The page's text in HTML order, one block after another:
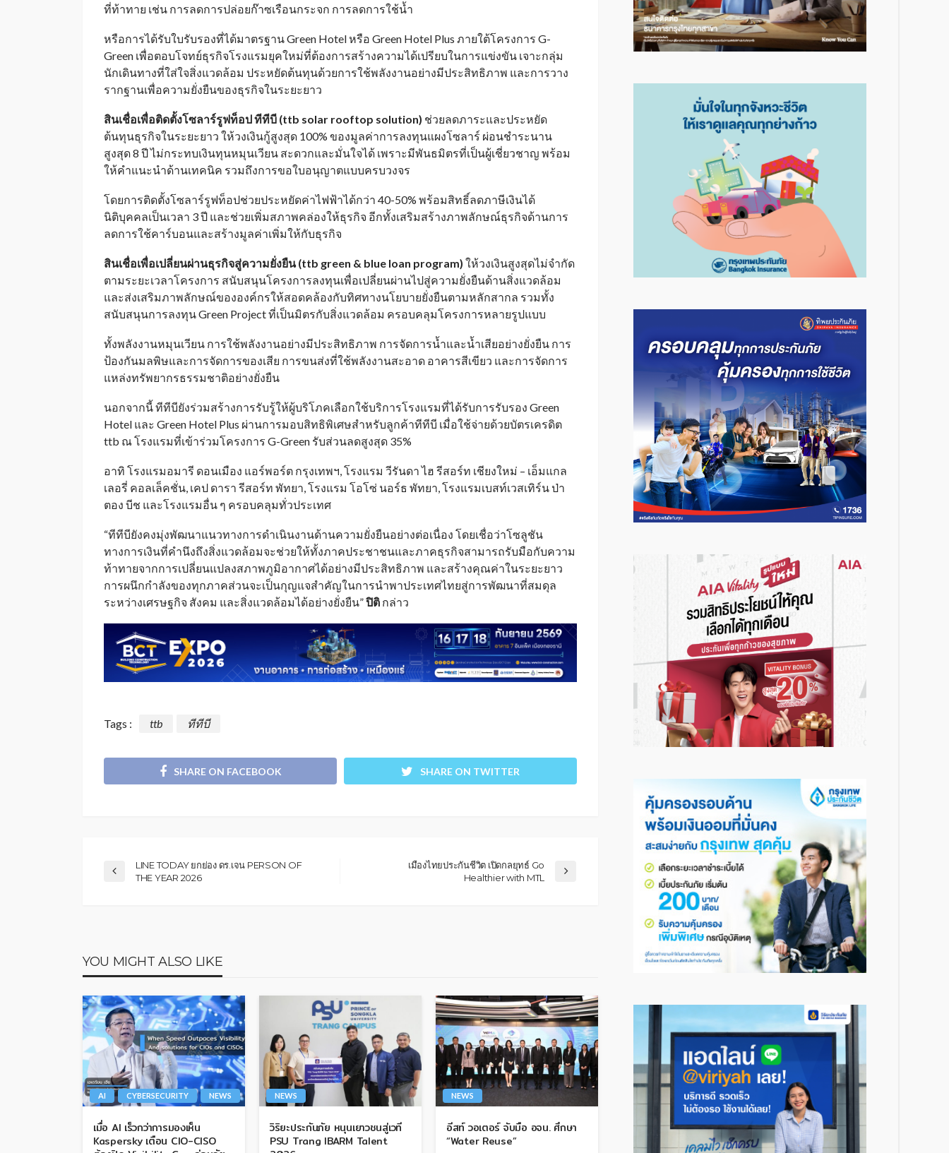
ที่ท้าทาย เช่น การลดการปล่อยก๊าซเรือนกระจก การลดการใช้น้ำ
หรือการได้รับใบรับรองที่ได้มาตรฐาน Green Hotel หรือ Green Hotel Plus ภายใต้โครงการ G-
Green เพื่อตอบโจทย์ธุรกิจโรงแรมยุคใหม่ที่ต้องการสร้างความได้เปรียบในการแข่งขัน เจาะกลุ่ม
นักเดินทางที่ใส่ใจสิ่งแวดล้อม ประหยัดต้นทุนด้วยการใช้พลังงานอย่างมีประสิทธิภาพ และการวาง
รากฐานเพื่อความยั่งยืนของธุรกิจในระยะยาว
สินเชื่อเพื่อติดตั้งโซลาร์รูฟท็อป ทีทีบี (ttb solar rooftop solution) ช่วยลดภาระและประหยัด
ต้นทุนธุรกิจในระยะยาว ให้วงเงินกู้สูงสุด 100% ของมูลค่าการลงทุนแผงโซลาร์ ผ่อนชำระนาน
สูงสุด 8 ปี ไม่กระทบเงินทุนหมุนเวียน สะดวกและมั่นใจได้ เพราะมีพันธมิตรที่เป็นผู้เชี่ยวชาญ พร้อม
ให้คำแนะนำด้านเทคนิค รวมถึงการขอใบอนุญาตแบบครบวงจร
โดยการติดตั้งโซลาร์รูฟท็อปช่วยประหยัดค่าไฟฟ้าได้กว่า 40-50% พร้อมสิทธิ์ลดภาษีเงินได้
นิติบุคคลเป็นเวลา 3 ปี และช่วยเพิ่มสภาพคล่องให้ธุรกิจ อีกทั้งเสริมสร้างภาพลักษณ์ธุรกิจด้านการ
ลดการใช้คาร์บอนและสร้างมูลค่าเพิ่มให้กับธุรกิจ
สินเชื่อเพื่อเปลี่ยนผ่านธุรกิจสู่ความยั่งยืน (ttb green & blue loan program) ให้วงเงินสูงสุดไม่จำกัด
ตามระยะเวลาโครงการ สนับสนุนโครงการลงทุนเพื่อเปลี่ยนผ่านไปสู่ความยั่งยืนด้านสิ่งแวดล้อม
และส่งเสริมภาพลักษณ์ขององค์กรให้สอดคล้องกับทิศทางนโยบายยั่งยืนตามหลักสากล รวมทั้ง
สนับสนุนการลงทุน Green Project ที่เป็นมิตรกับสิ่งแวดล้อม ครอบคลุมโครงการหลายรูปแบบ
ทั้งพลังงานหมุนเวียน การใช้พลังงานอย่างมีประสิทธิภาพ การจัดการน้ำและน้ำเสียอย่างยั่งยืน การ
ป้องกันมลพิษและการจัดการของเสีย การขนส่งที่ใช้พลังงานสะอาด อาคารสีเขียว และการจัดการ
แหล่งทรัพยากรธรรมชาติอย่างยั่งยืน
นอกจากนี้ ทีทีบียังร่วมสร้างการรับรู้ให้ผู้บริโภคเลือกใช้บริการโรงแรมที่ได้รับการรับรอง Green
Hotel และ Green Hotel Plus ผ่านการมอบสิทธิพิเศษสำหรับลูกค้าทีทีบี เมื่อใช้จ่ายด้วยบัตรเครดิต
ttb ณ โรงแรมที่เข้าร่วมโครงการ G-Green รับส่วนลดสูงสุด 35%
อาทิ โรงแรมอมารี ดอนเมือง แอร์พอร์ต กรุงเทพฯ, โรงแรม วีรันดา ไฮ รีสอร์ท เชียงใหม่ – เอ็มแกล
เลอรี่ คอลเล็คชั่น, เคป ดารา รีสอร์ท พัทยา, โรงแรม โอโซ่ นอร์ธ พัทยา, โรงแรมเบสท์เวสเทิร์น ป่า
ตอง บีช และโรงแรมอื่น ๆ ครอบคลุมทั่วประเทศ
“ทีทีบียังคงมุ่งพัฒนาแนวทางการดำเนินงานด้านความยั่งยืนอย่างต่อเนื่อง โดยเชื่อว่าโซลูชัน
ทางการเงินที่คำนึงถึงสิ่งแวดล้อมจะช่วยให้ทั้งภาคประชาชนและภาคธุรกิจสามารถรับมือกับความ
ท้าทายจากการเปลี่ยนแปลงสภาพภูมิอากาศได้อย่างมีประสิทธิภาพ และสร้างคุณค่าในระยะยาว
การผนึกกำลังของทุกภาคส่วนจะเป็นกุญแจสำคัญในการนำพาประเทศไทยสู่การพัฒนาที่สมดุล
ระหว่างเศรษฐกิจ สังคม และสิ่งแวดล้อมได้อย่างยั่งยืน”ปิติ กล่าว
Tags : ttb ทีทีบี
SHARE ON FACEBOOK SHARE ON TWITTER
LINE TODAY ยกย่อง ดร.เจน PERSON OF
THE YEAR 2026
เมืองไทยประกันชีวิต เปิดกลยุทธ์ Go
Healthier with MTL
YOU MIGHT ALSO LIKE
AI CYBERSECURITY NEWS
เมื่อ AI เร็วกว่าการมองเห็น
Kaspersky เตือน CIO-CISO
NEWS
วิริยะประกันภัย หนุนเยาวชนสู่เวที
PSU Trang IBARM Talent
NEWS
อีสท์ วอเตอร์ จับมือ อจน. ศึกษา
“Water Reuse”